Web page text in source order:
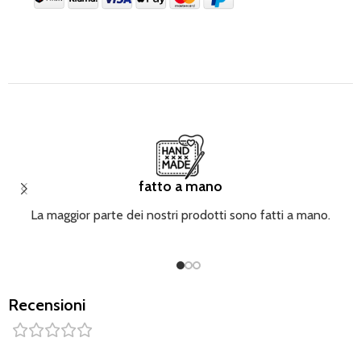
fatto a mano
La maggior parte dei nostri prodotti sono fatti a mano.
Recensioni